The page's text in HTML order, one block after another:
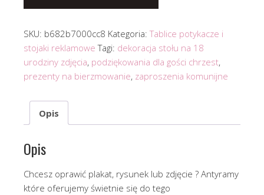
SKU: b682b7000cc8 Kategoria:Tablice potykacze i
stojaki reklamowe Tagi: dekoracja stołu na 18
urodziny zdjęcia, podziękowania dla gości chrzest,
prezenty na bierzmowanie, zaproszenia komunijne
Opis
Opis
Chcesz oprawić plakat, rysunek lub zdjęcie ? Antyramy
które oferujemy świetnie się do tego